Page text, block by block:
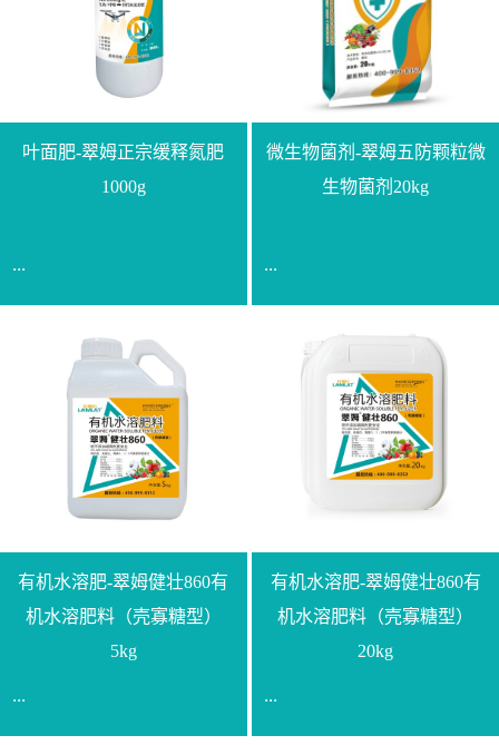
叶面肥-翠姆正宗缓释氮肥
1000g
...
【通用名称】脲甲醛缓释
氮肥【产品形态】水剂
【产品规格】1000g【技术
指标】N≥330g/L【企业标
准】Q/LML O01-2022【使
用方法】1、飞防：每亩
复配其他农药、肥料并提
高药效，间隔2-3周，可连
释均匀喷施苗床;移栽前一
天，用同样方法再喷施一
微生物菌剂-翠姆五防颗粒微
生物菌剂20kg
...
【通用名称】微生物菌剂
【产品剂型】颗粒【产品
规格】20kg【技术指标】
有效活菌数≥10.0亿/克【增
效物质】有机质≥40%;小分
子有机碳≥23%;壳寡糖
底肥：亩用本品40kg-
100kg可替代有机肥，配合
与复合肥、水溶肥或细土
混均后沟施、穴施、撒施
有机水溶肥-翠姆健壮860有
机水溶肥料（壳寡糖型）
5kg
...
有机水溶肥-翠姆健壮860有
机水溶肥料（壳寡糖型）
20kg
...